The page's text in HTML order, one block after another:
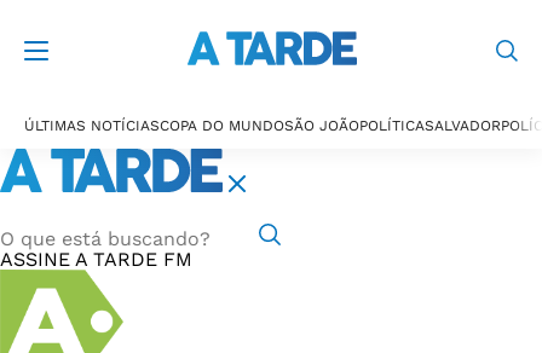
ÚLTIMAS NOTÍCIASCOPA DO MUNDOSÃO JOÃOPOLÍTICASALVADOR
ASSINE A TARDE FM